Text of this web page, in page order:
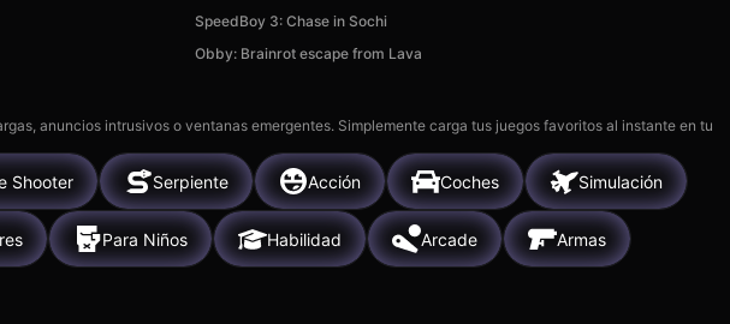
SpeedBoy 3: Chase in Sochi
Obby: Brainrot escape from Lava
anuncios intrusivos o ventanas emergentes. Simplemente carga tus juegos favoritos al instante en tu
Shooter Serpiente Acción Coches Simulación
Para Niños Habilidad Arcade Armas